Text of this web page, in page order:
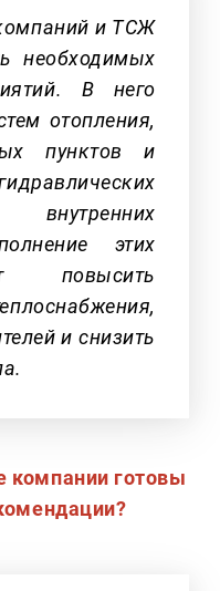
и ТСЖ
необходимых
В него
отопления,
пунктов и
этих
повысить
и снизить
компании готовы